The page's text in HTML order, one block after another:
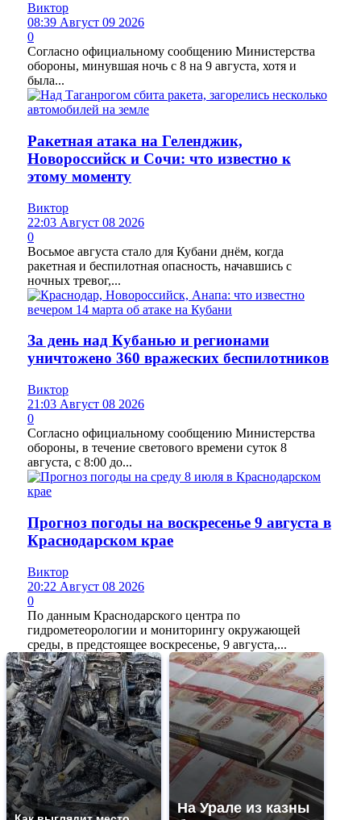
Виктор
08:39 Август 09 2026
0
Согласно официальному сообщению Министерства
обороны, минувшая ночь с 8 на 9 августа, хотя и
была...
Ракетная атака на Геленджик,
Новороссийск и Сочи: что известно к
этому моменту
Виктор
22:03 Август 08 2026
0
Восьмое августа стало для Кубани днём, когда
ракетная и беспилотная опасность, начавшись с
ночных тревог,...
За день над Кубанью и регионами
уничтожено 360 вражеских беспилотников
Виктор
21:03 Август 08 2026
0
Согласно официальному сообщению Министерства
обороны, в течение светового времени суток 8
августа, с 8:00 до...
Прогноз погоды на воскресенье 9 августа в
Краснодарском крае
Виктор
20:22 Август 08 2026
0
По данным Краснодарского центра по
гидрометеорологии и мониторингу окружающей
среды, в предстоящее воскресенье, 9 августа,...
На Урале из казны